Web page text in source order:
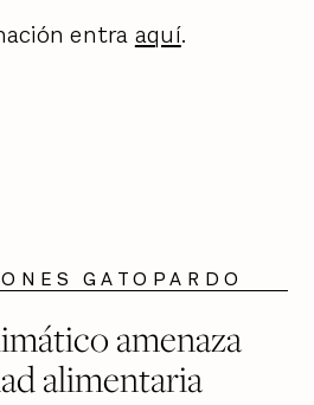
entra aquí.
GATOPARDO
amenaza
alimentaria